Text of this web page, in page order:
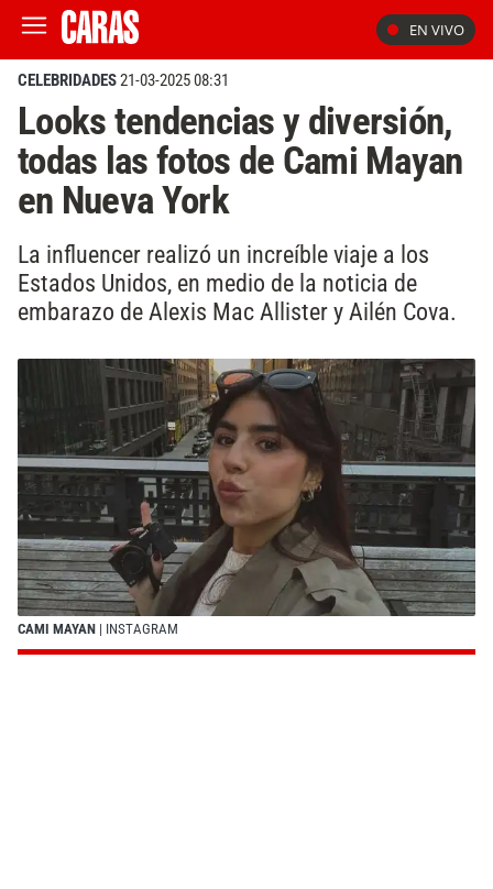
EN VIVO
CELEBRIDADES21-03-2025 08:31
Looks tendencias y diversión,
todas las fotos de Cami Mayan
en Nueva York
La influencer realizó un increíble viaje a los
Estados Unidos, en medio de la noticia de
embarazo de Alexis Mac Allister y Ailén Cova.
CAMI MAYAN | INSTAGRAM